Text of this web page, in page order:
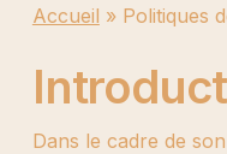
Accueil » Politiques
Dans le cadre de